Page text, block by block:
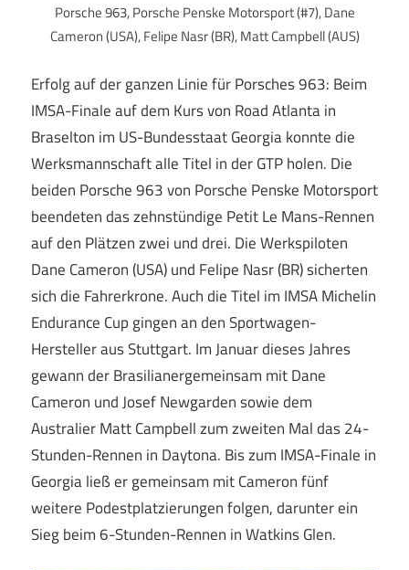
Porsche 963, Porsche Penske Motorsport (#7), Dane
Cameron (USA), Felipe Nasr (BR), Matt Campbell (AUS)
Erfolg auf der ganzen Linie für Porsches 963: Beim
IMSA-Finale auf dem Kurs von Road Atlanta in
Braselton im US-Bundesstaat Georgia konnte die
Werksmannschaft alle Titel in der GTP holen. Die
beiden Porsche 963 von Porsche Penske Motorsport
beendeten das zehnstündige Petit Le Mans-Rennen
auf den Plätzen zwei und drei. Die Werkspiloten
Dane Cameron (USA) und Felipe Nasr (BR) sicherten
sich die Fahrerkrone. Auch die Titel im IMSA Michelin
Endurance Cup gingen an den Sportwagen-
Hersteller aus Stuttgart. Im Januar dieses Jahres
gewann der Brasilianergemeinsam mit Dane
Cameron und Josef Newgarden sowie dem
Australier Matt Campbell zum zweiten Mal das 24-
Stunden-Rennen in Daytona. Bis zum IMSA-Finale in
Georgia ließ er gemeinsam mit Cameron fünf
weitere Podestplatzierungen folgen, darunter ein
Sieg beim 6-Stunden-Rennen in Watkins Glen.